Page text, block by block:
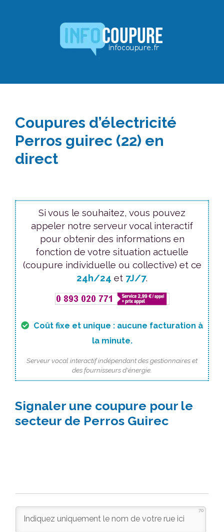
Coupures d’électricité
Perros guirec (22) en
direct
Si vous le souhaitez, vous pouvez
appeler notre serveur vocal interactif
pour obtenir des informations en
fonction de votre situation actuelle
(coupure individuelle ou collective) et ce
24h/24 et 7J/7.
Coût fixe et unique : aucune facturation à
la minute.
Serveur vocal interactif indépendant des gestionnaires et
des fournisseurs d'énergie.
Signaler une coupure pour le
secteur de Perros Guirec
70